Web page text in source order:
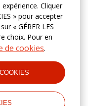
Cliquer
» pour accepter
« GÉRER LES
choix. Pour en
de cookies.
coin confortable au
parfaite de service
L'hôtel Asia
d'affaires et
capitale de
de gamme et d'un